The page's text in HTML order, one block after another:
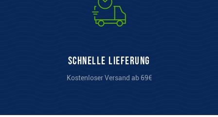
Schnelle Lieferung
Kostenloser Versand ab 69€